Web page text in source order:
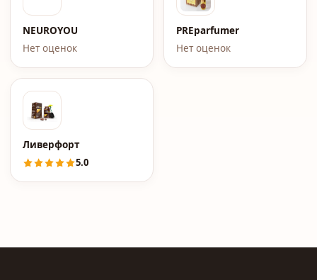
NEUROYOU
Нет оценок
PREparfumer
Нет оценок
Ливерфорт
5.0